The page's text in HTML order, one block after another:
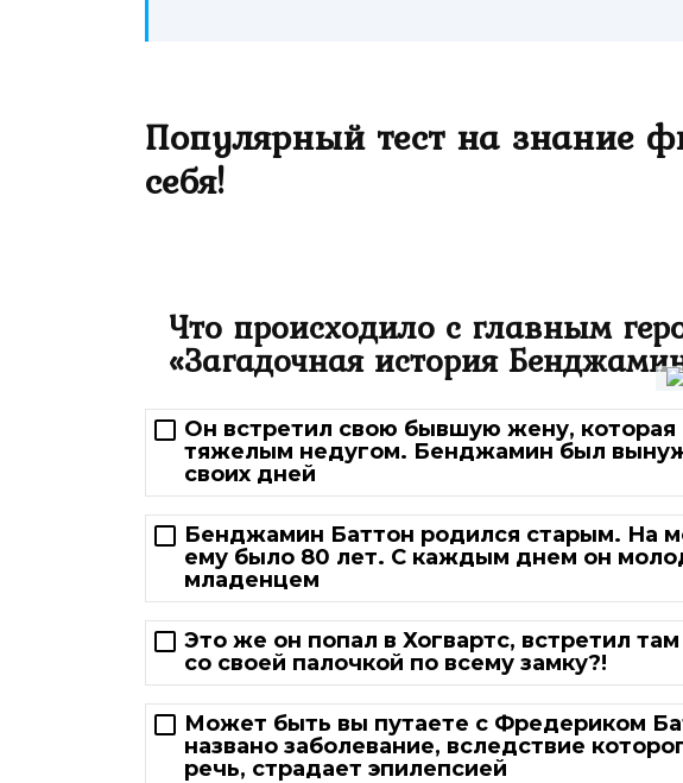
Популярный тест на знание
себя!
Что происходило с главным
«Загадочная история
Он встретил свою бывшую жену, которая
тяжелым недугом. Бенджамин был
своих дней
Бенджамин Баттон родился старым. На
ему было 80 лет. С каждым днем он
младенцем
Это же он попал в Хогвартс, встретил
со своей палочкой по всему замку?!
Может быть вы путаете с Фредериком
названо заболевание, вследствие
речь, страдает эпилепсией